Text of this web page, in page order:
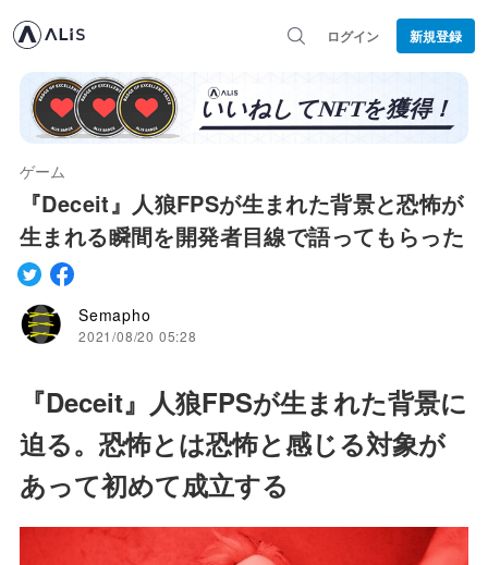
ログイン 新規登録
ゲーム
『Deceit』人狼FPSが生まれた背景と恐怖が
生まれる瞬間を開発者目線で語ってもらった
Semapho
2021/08/20 05:28
『Deceit』人狼FPSが生まれた背景に
迫る。恐怖とは恐怖と感じる対象が
あって初めて成立する